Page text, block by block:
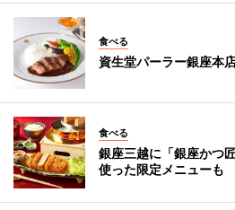
食べる
資生堂パーラー銀座本
食べる
銀座三越に「銀座かつ
使った限定メニューも